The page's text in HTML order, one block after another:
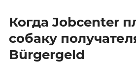
Когда Jobcenter
собаку
Bürgergeld